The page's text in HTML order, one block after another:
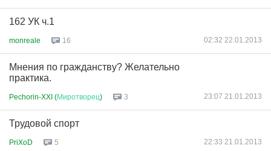
162 УК ч.1
monreale 16 02:32 22.01.2013
Мнения по гражданству? Желательно
практика.
Pechorin-XXI (Миротворец) 3 23:07 21.01.2013
Трудовой спорт
PriXoD 5 22:33 21.01.2013